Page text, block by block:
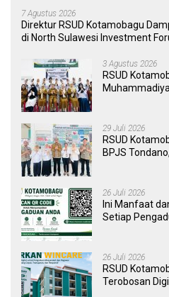
7 Agustus 2026
Direktur RSUD Kotamobagu
di North Sulawesi Investment
3 Agustus 2026
RSUD
29 Juli 2026
RSUD
BPJS
26 Juli 2026
Ini Manfaat
Setiap
26 Juli 2026
RSUD
Terobosan